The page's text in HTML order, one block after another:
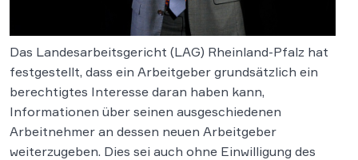
Das Landesarbeitsgericht (LAG) Rheinland-Pfalz hat
festgestellt, dass ein Arbeitgeber grundsätzlich ein
berechtigtes Interesse daran haben kann,
Informationen über seinen ausgeschiedenen
Arbeitnehmer an dessen neuen Arbeitgeber
weiterzugeben. Dies sei auch ohne Einwilligung des